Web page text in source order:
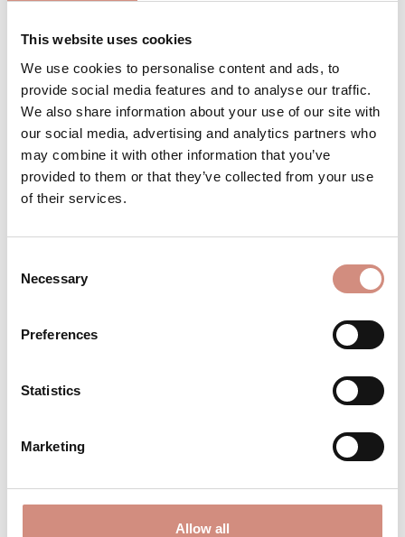
This website uses cookies
We use cookies to personalise content and ads, to
provide social media features and to analyse our traffic.
We also share information about your use of our site with
our social media, advertising and analytics partners who
may combine it with other information that you’ve
provided to them or that they’ve collected from your use
of their services.
Selection
Necessary
Preferences
Statistics
Marketing
Allow all
Produkt Anzahl: Gib den
Stk IN DEN WARENKORB
Produktnummer:CA-ci-xs-se
von mamalila bietet dir unsere Cosy
MATERIAL
HERSTELLERANGABEN